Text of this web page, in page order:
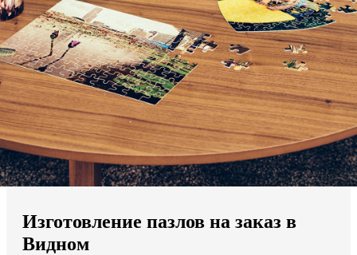
Мы доставляем по всему миру
Продолжить без города
Изготовление пазлов на заказ в
Видном